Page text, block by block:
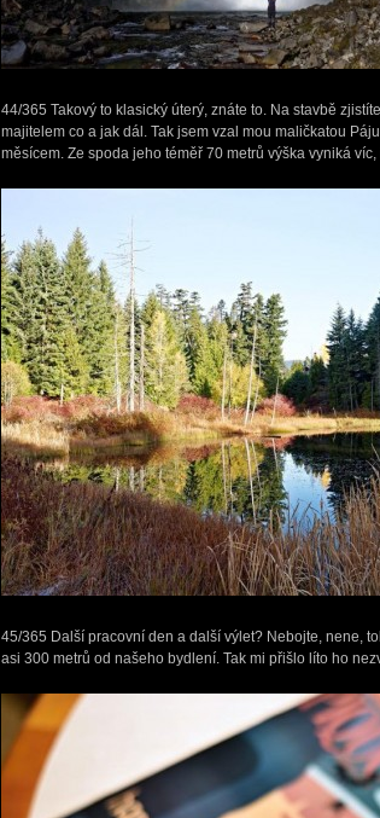
44/365 Takový to klasický úterý, znáte to. Na stavbě
majitelem co a jak dál. Tak jsem vzal mou maličkatou
měsícem. Ze spoda jeho téměř 70 metrů výška vyniká
45/365 Další pracovní den a další výlet? Nebojte, nene,
asi 300 metrů od našeho bydlení. Tak mi přišlo líto ho